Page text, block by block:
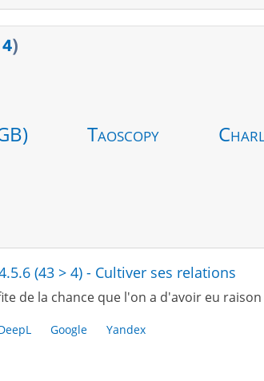
4)
Taoscopy
(43 > 4) - Cultiver ses relations
de la chance que l'on a d'avoir eu
Google Yandex